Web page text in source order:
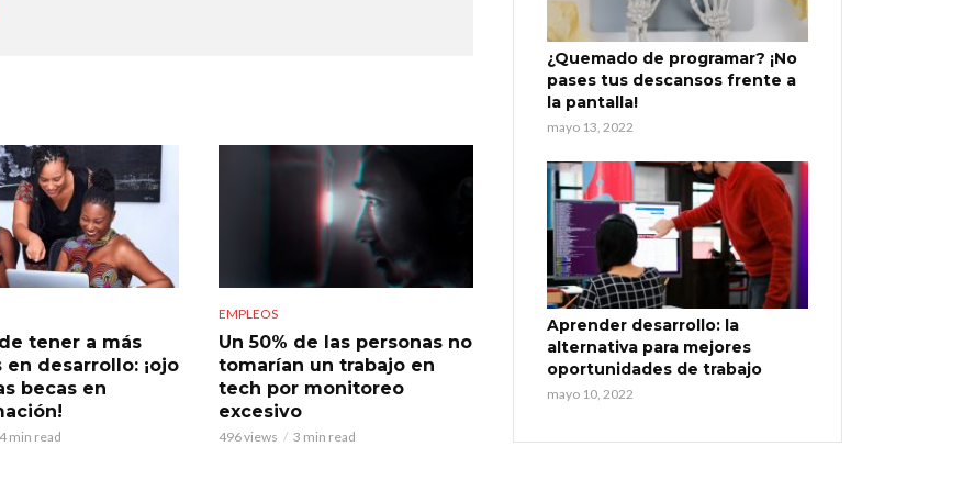
tener a más
en desarrollo: ¡ojo
becas en
4 min read
EMPLEOS
Un 50% de las personas no
tomarían un trabajo en
tech por monitoreo
excesivo
496 views 3 min read
¿Quemado de programar? ¡No
pases tus descansos frente a
la pantalla!
mayo 13, 2022
Aprender desarrollo: la
alternativa para mejores
oportunidades de trabajo
mayo 10, 2022